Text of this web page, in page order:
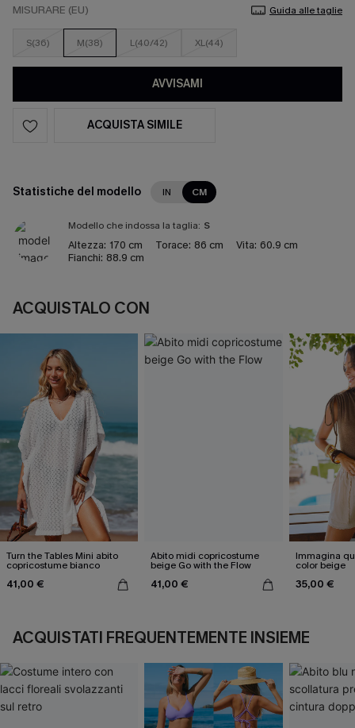
MISURARE (EU) Guida alle taglie
S(36) M(38) L(40/42) XL(44)
AVVISAMI
ACQUISTA SIMILE
Statistiche del modello IN CM
Modello che indossa la taglia: S
Altezza: 170 cm Torace: 86 cm Vita: 60.9 cm
Fianchi: 88.9 cm
ACQUISTALO CON
Turn the Tables Mini abito
copricostume bianco
41,00 €
Abito midi copricostume
beige Go with the Flow
41,00 €
Immagina
color beige
35,00 €
ACQUISTATI FREQUENTEMENTE INSIEME